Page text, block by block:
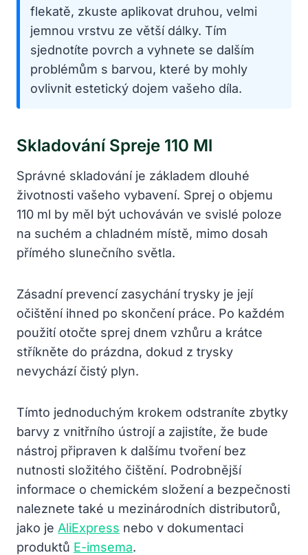
flekatě, zkuste aplikovat druhou, velmi
jemnou vrstvu ze větší dálky. Tím
sjednotíte povrch a vyhnete se dalším
problémům s barvou, které by mohly
ovlivnit estetický dojem vašeho díla.
Skladování Spreje 110 Ml
Správné skladování je základem dlouhé
životnosti vašeho vybavení. Sprej o objemu
110 ml by měl být uchováván ve svislé poloze
na suchém a chladném místě, mimo dosah
přímého slunečního světla.
Zásadní prevencí zasychání trysky je její
očištění ihned po skončení práce. Po každém
použití otočte sprej dnem vzhůru a krátce
stříkněte do prázdna, dokud z trysky
nevychází čistý plyn.
Tímto jednoduchým krokem odstraníte zbytky
barvy z vnitřního ústrojí a zajistíte, že bude
nástroj připraven k dalšímu tvoření bez
nutnosti složitého čištění. Podrobnější
informace o chemickém složení a bezpečnosti
naleznete také u mezinárodních distributorů,
jako je AliExpress nebo v dokumentaci
produktů E-imsema.